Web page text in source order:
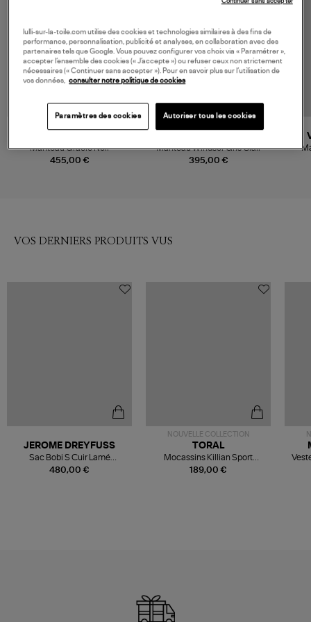
455,00 €
Manteau Gracie Noir
395,00 €
Manteau Windsor Gris Clair
VOS DERNIERS PRODUITS VUS
480,00 €
JEROME DREYFUSS
Sac Bobi S Cuir Lamé
Champagne
NOUVELLE COLLECTION
189,00 €
TORAL
Mocassins Killian Sport
Mousse
lulli-sur-la-toile.com utilise des cookies et technologies similaires à des fins de
performance, personnalisation, publicité et analyses, en collaboration avec des
partenaires tels que Google. Vous pouvez configurer vos choix via « Paramétrer »,
accepter l’ensemble des cookies (« J’accepte ») ou refuser ceux non strictement
nécessaires (« Continuer sans accepter »). Pour en savoir plus sur l’utilisation de
vos données, consulter notre politique de cookies
Paramètres des cookies Autoriser tous les cookies